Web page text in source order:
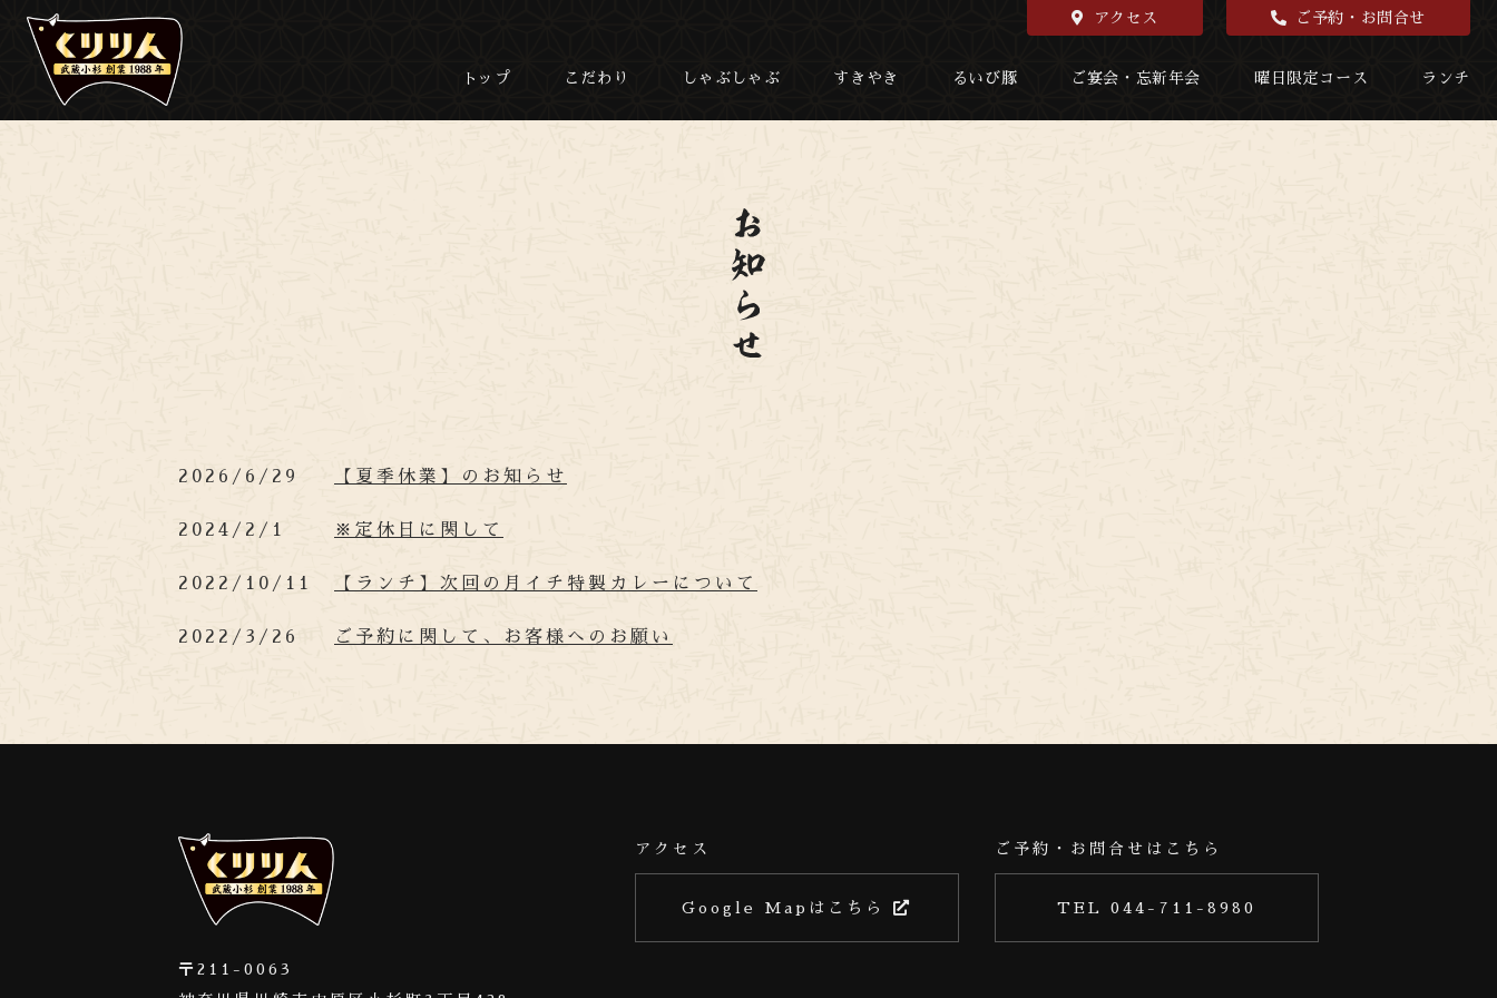
トップ こだわり しゃぶしゃぶ すきやき るいび豚 ご宴会・忘新年会 曜日限定コース ランチ
アクセス ご予約・お問合せ
2026/6/29 【夏季休業】のお知らせ
2024/2/1 ※定休日に関して
2022/10/11 【ランチ】次回の月イチ特製カレーについて
2022/3/26 ご予約に関して、お客様へのお願い
〒211-0063
アクセス
Google Mapはこちら
ご予約・お問合せはこちら
TEL 044-711-8980